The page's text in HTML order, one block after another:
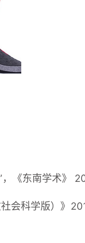
《东南学术》
会科学版）》